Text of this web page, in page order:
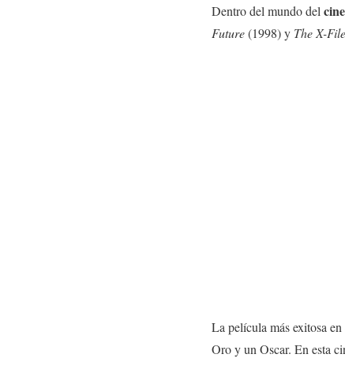
Dentro del mundo del cine
Future(1998) y The X-
La película más exitosa en
Oro y un Oscar. En esta